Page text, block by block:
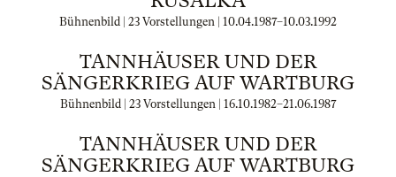
Bühnenbild | 23 Vorstellungen | 10.04.1987–10.03.1992
TANNHÄUSER UND DER
SÄNGERKRIEG AUF WARTBURG
Bühnenbild | 23 Vorstellungen | 16.10.1982–21.06.1987
TANNHÄUSER UND DER
SÄNGERKRIEG AUF WARTBURG